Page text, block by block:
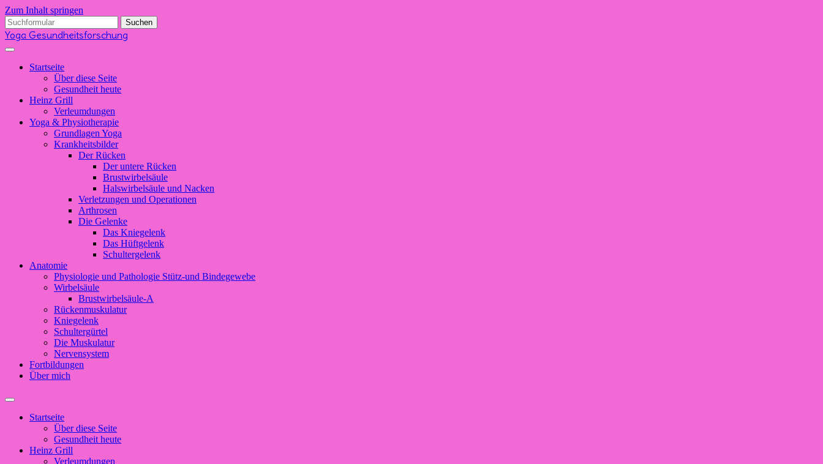
Zum Inhalt springen
Suchen
nach:
Yoga Gesundheitsforschung
Startseite
Über diese Seite
Gesundheit heute
Heinz Grill
Verleumdungen
Yoga & Physiotherapie
Grundlagen Yoga
Krankheitsbilder
Der Rücken
Der untere Rücken
Brustwirbelsäule
Halswirbelsäule und Nacken
Verletzungen und Operationen
Arthrosen
Die Gelenke
Das Kniegelenk
Das Hüftgelenk
Schultergelenk
Anatomie
Physiologie und Pathologie Stütz-und Bindegewebe
Wirbelsäule
Brustwirbelsäule-A
Rückenmuskulatur
Kniegelenk
Schultergürtel
Die Muskulatur
Nervensystem
Fortbildungen
Über mich
Suchfeld
ein-/ausblenden
Startseite
Über diese Seite
Gesundheit heute
Heinz Grill
Verleumdungen